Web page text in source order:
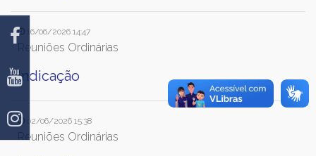
16/06/2026 14:47
Reuniões Ordinárias
Indicação
02/06/2026 15:38
Reuniões Ordinárias